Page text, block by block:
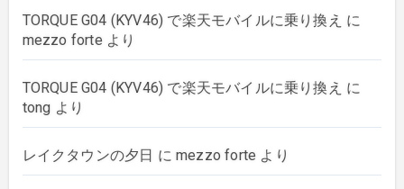
TORQUE G04 (KYV46) で楽天モバイルに乗り換え に
mezzo forteより
TORQUE G04 (KYV46) で楽天モバイルに乗り換え に
tong より
レイクタウンの夕日 にmezzo forte より